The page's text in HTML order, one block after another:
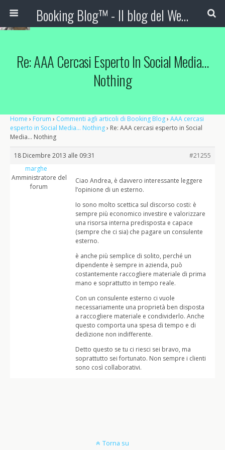
Booking Blog™ - Il blog del Web Marketing Turistico
Re: AAA Cercasi Esperto In Social Media…
Nothing
Home › Forum › Commenti agli articoli di Booking Blog› AAA cercasi
esperto in Social Media… Nothing› Re: AAA cercasi esperto in Social
Media… Nothing
18 Dicembre 2013 alle 09:31
#21255
marghe
Amministratore del
forum
Ciao Andrea, è davvero interessante leggere
l’opinione di un esterno.
Io sono molto scettica sul discorso costi: è
sempre più economico investire e valorizzare
una risorsa interna predisposta e capace
(sempre che ci sia) che pagare un consulente
esterno.
è anche più semplice di solito, perché un
dipendente è sempre in azienda, può
costantemente raccogliere materiale di prima
mano e soprattutto in tempo reale.
Con un consulente esterno ci vuole
necessariamente una proprietà ben disposta
a raccogliere materiale e condividerlo. Anche
questo comporta una spesa di tempo e di
dedizione non indifferente.
Detto questo se tu ci riesci sei bravo, ma
soprattutto sei fortunato. Non sempre i clienti
sono così collaborativi.
Torna su